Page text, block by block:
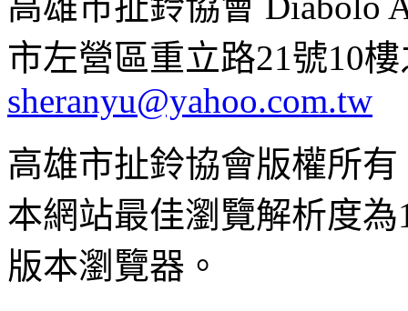
市左營區重立路21號10
sheranyu@yahoo.com.tw
高雄市扯鈴協會版權所
本網站最佳瀏覽解析度
版本瀏覽器。